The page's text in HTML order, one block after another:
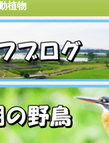
植物